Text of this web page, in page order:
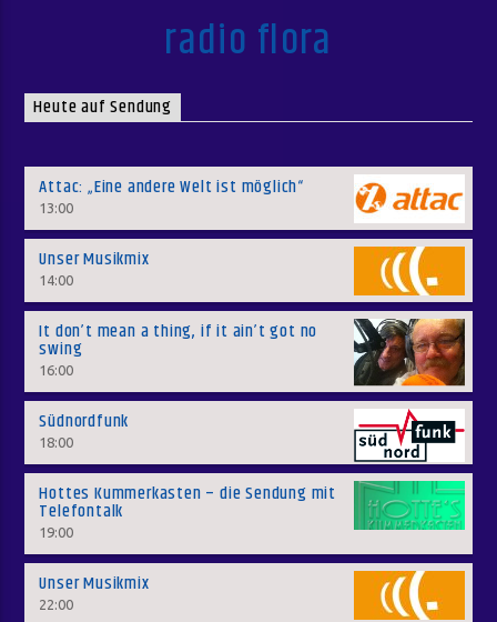
radio flora
Heute auf Sendung
Attac: „Eine andere Welt ist möglich“
13:00
Unser Musikmix
14:00
It don’t mean a thing, if it ain’t got no
swing
16:00
Südnordfunk
18:00
Hottes Kummerkasten – die Sendung mit
Telefontalk
19:00
Unser Musikmix
22:00